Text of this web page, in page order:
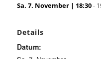
Sa. 7. November | 18:30-
Details
Datum: